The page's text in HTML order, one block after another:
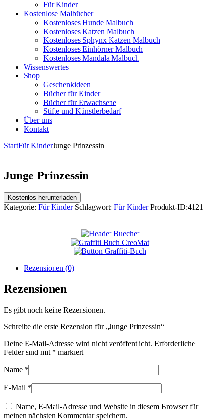
Für Kinder
Kostenlose Malbücher
Kostenloses Hunde Malbuch
Kostenloses Katzen Malbuch
Kostenloses Sphynx Katzen Malbuch
Kostenloses Einhörner Malbuch
Kostenloses Mandala Malbuch
Wissenswertes
Shop
Geschenkideen
Bücher für Kinder
Bücher für Erwachsene
Stifte und Künstlerbedarf
Über uns
Kontakt
StartFür KinderJunge Prinzessin
Junge Prinzessin
Kostenlos herunterladen
Kategorie: Für Kinder Schlagwort: Für Kinder Produkt-ID:4121
Rezensionen (0)
Rezensionen
Es gibt noch keine Rezensionen.
Schreibe die erste Rezension für „Junge Prinzessin“
Deine E-Mail-Adresse wird nicht veröffentlicht. Erforderliche
Felder sind mit * markiert
Name *
E-Mail *
Name, E-Mail-Adresse und Website in diesem Browser für
meinen nächsten Kommentar speichern.